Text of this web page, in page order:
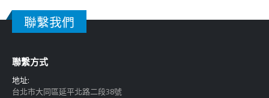
聯繫我們
聯繫方式
地址:
台北市大同區延平北路二段38號